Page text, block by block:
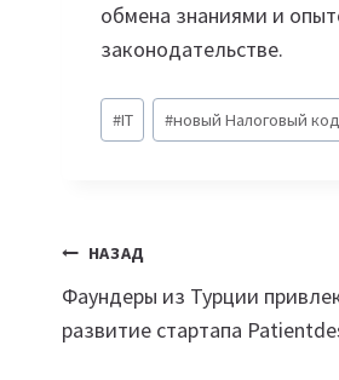
обмена знаниями и
законодательстве.
Метки
записи:
#IT #новый Налоговый
Навигация
по
НАЗАД
Фаундеры из Турции
развитие стартапа